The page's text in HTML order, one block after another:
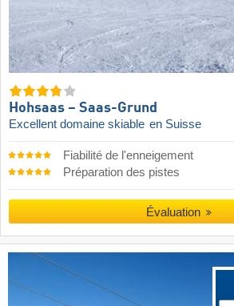
Hohsaas – Saas-Grund
Excellent domaine skiable en Suisse
Fiabilité de l'enneigement
Préparation des pistes
Évaluation